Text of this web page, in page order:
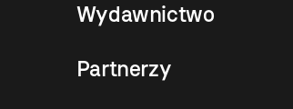
Wydawnictwo
Partnerzy